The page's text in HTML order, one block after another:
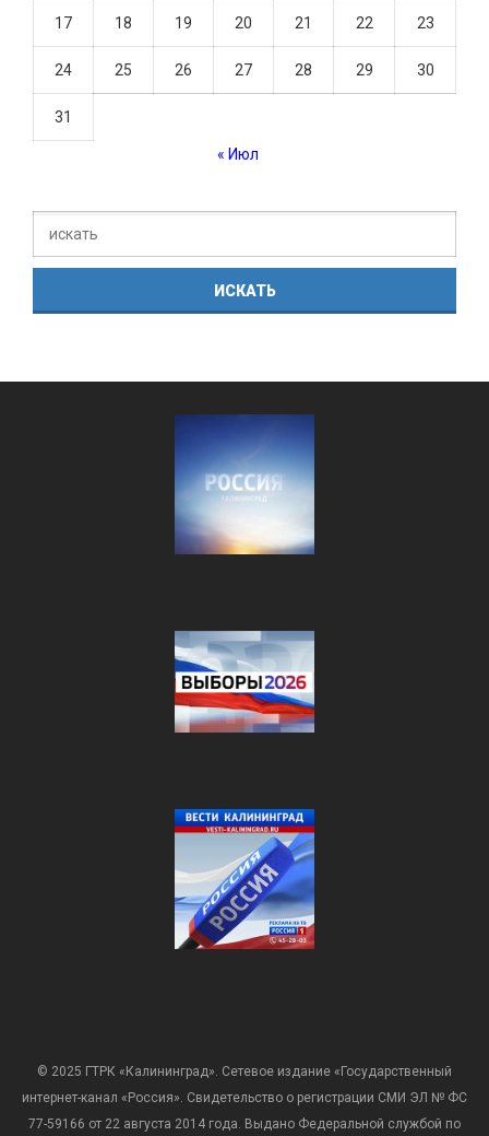
17 18 19 20 21 22 23
24 25 26 27 28 29 30
31
« Июл
© 2025 ГТРК «Калининград». Сетевое издание «Государственный
интернет-канал «Россия». Свидетельство о регистрации СМИ ЭЛ № ФС
77-59166 от 22 августа 2014 года. Выдано Федеральной службой по